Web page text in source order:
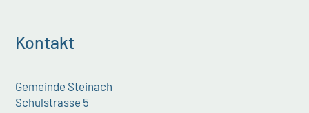
Kontakt
Gemeinde Steinach
Schulstrasse 5